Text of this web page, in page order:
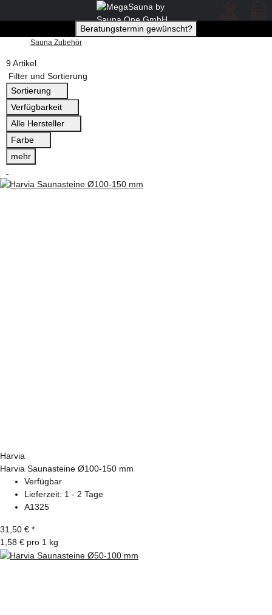
Beratungstermin gewünscht?
Sauna Zubehör
9 Artikel
Filter und Sortierung
Sortierung
Verfügbarkeit
Alle Hersteller
Farbe
mehr
Harvia
Harvia Saunasteine Ø100-150 mm
Verfügbar
Lieferzeit: 1 - 2 Tage
A1325
31,50 € *
1,58 € pro 1 kg